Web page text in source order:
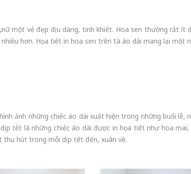
một vẻ đẹp dịu dàng, tinh khiết. Hoa sen thường rất ít
hơn. Họa tiết in hoa sen trên tà áo dài mang lại
ảnh những chiếc áo dài xuất hiện trong những buổi lễ,
tết là những chiếc áo dài được in họa tiết như hoa
thu hút trong mỗi dịp tết đến, xuân về.